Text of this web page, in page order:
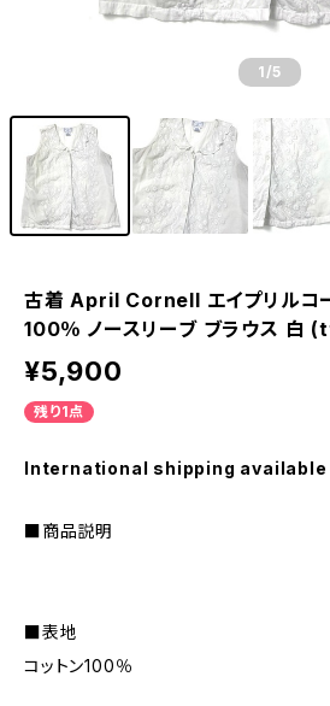
1 /5
古着 April Cornell エイプリルコ
100％ ノースリーブ ブラウス
¥5,900
残り1点
International shipping available
■商品説明
■表地
コットン100％